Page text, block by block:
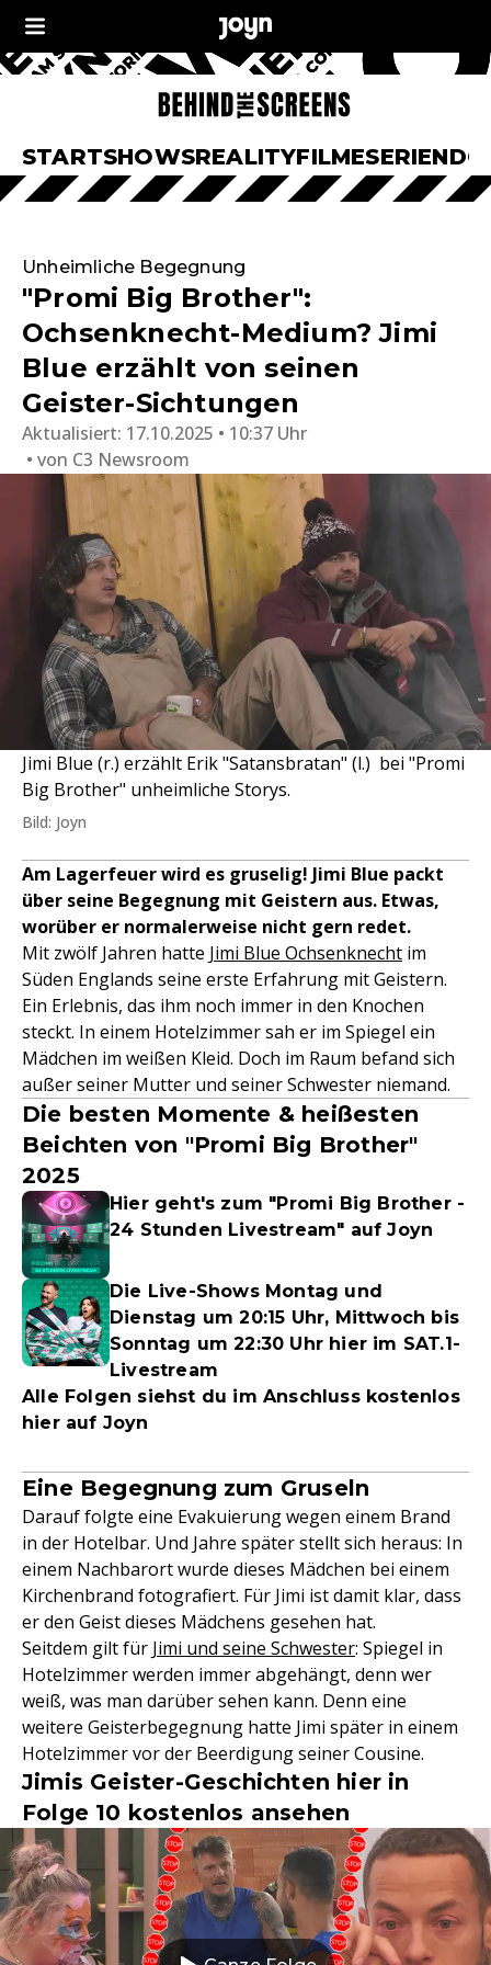
STARTSHOWSREALITYFILMESERIEN
Unheimliche Begegnung
"Promi Big Brother":
Ochsenknecht-Medium? Jimi
Blue erzählt von seinen
Geister-Sichtungen
Aktualisiert: 17.10.2025 • 10:37 Uhr
von C3 Newsroom
Jimi Blue (r.) erzählt Erik "Satansbratan" (l.) bei "Promi
Big Brother" unheimliche Storys.
Bild: Joyn
Am Lagerfeuer wird es gruselig! Jimi Blue packt
über seine Begegnung mit Geistern aus. Etwas,
worüber er normalerweise nicht gern redet.
Mit zwölf Jahren hatte Jimi Blue Ochsenknecht im
Süden Englands seine erste Erfahrung mit Geistern.
Ein Erlebnis, das ihm noch immer in den Knochen
steckt. In einem Hotelzimmer sah er im Spiegel ein
Mädchen im weißen Kleid. Doch im Raum befand sich
außer seiner Mutter und seiner Schwester niemand.
Die besten Momente & heißesten
Beichten von "Promi Big Brother"
2025
Hier geht's zum "Promi Big Brother -
24 Stunden Livestream" auf Joyn
Die Live-Shows Montag und
Dienstag um 20:15 Uhr, Mittwoch bis
Sonntag um 22:30 Uhr hier im SAT.1-
Livestream
Alle Folgen siehst du im Anschluss kostenlos
hier auf Joyn
Eine Begegnung zum Gruseln
Darauf folgte eine Evakuierung wegen einem Brand
in der Hotelbar. Und Jahre später stellt sich heraus: In
einem Nachbarort wurde dieses Mädchen bei einem
Kirchenbrand fotografiert. Für Jimi ist damit klar, dass
er den Geist dieses Mädchens gesehen hat.
Seitdem gilt für Jimi und seine Schwester: Spiegel in
Hotelzimmer werden immer abgehängt, denn wer
weiß, was man darüber sehen kann. Denn eine
weitere Geisterbegegnung hatte Jimi später in einem
Hotelzimmer vor der Beerdigung seiner Cousine.
Jimis Geister-Geschichten hier in
Folge 10 kostenlos ansehen